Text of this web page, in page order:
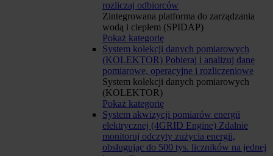
rozliczaj odbiorców
Zintegrowana platforma do zarządzania
wodą i ciepłem (SPIDAP)
Pokaż kategorię
System kolekcji danych pomiarowych
(KOLEKTOR) Pobieraj i analizuj dane
pomiarowe, operacyjne i rozliczeniowe
System kolekcji danych pomiarowych
(KOLEKTOR)
Pokaż kategorię
System akwizycji pomiarów energii
elektrycznej (4GRID Engine) Zdalnie
monitoruj odczyty zużycia energii,
obsługując do 500 tys. liczników na jednej